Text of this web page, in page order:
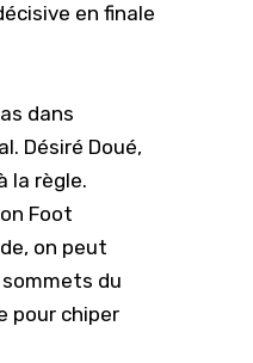
en finale
dans
Désiré Doué,
la règle.
Foot
on peut
du
pour chiper